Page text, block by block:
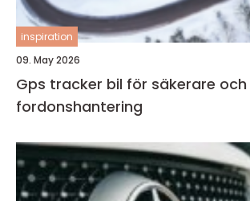
inspiration
09. May 2026
Gps tracker bil för säkerare
fordonshantering